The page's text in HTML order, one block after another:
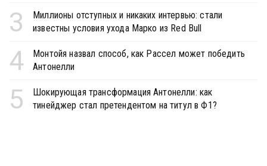
3
Миллионы отступных и никаких интервью: стали
известны условия ухода Марко из Red Bull
4
Монтойя назвал способ, как Рассел может победить
Антонелли
5
Шокирующая трансформация Антонелли: как
тинейджер стал претендентом на титул в Ф1?